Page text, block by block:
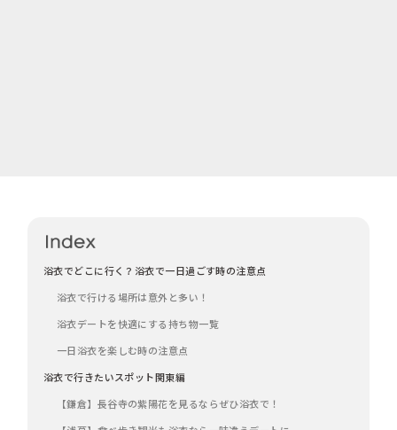
浴衣でどこに行く？浴衣で一日過ごす時の注意点
浴衣で行ける場所は意外と多い！
浴衣デートを快適にする持ち物一覧
一日浴衣を楽しむ時の注意点
浴衣で行きたいスポット関東編
【鎌倉】長谷寺の紫陽花を見るならぜひ浴衣で！